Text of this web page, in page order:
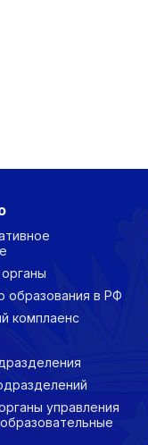
образования в РФ
комплаенс
управления